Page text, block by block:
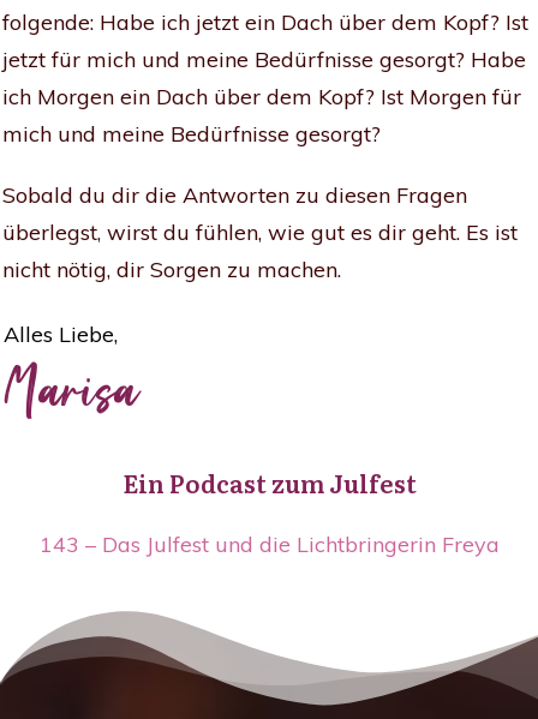
folgende: Habe ich jetzt ein Dach über dem Kopf? Ist
jetzt für mich und meine Bedürfnisse gesorgt? Habe
ich Morgen ein Dach über dem Kopf? Ist Morgen für
mich und meine Bedürfnisse gesorgt?
Sobald du dir die Antworten zu diesen Fragen
überlegst, wirst du fühlen, wie gut es dir geht. Es ist
nicht nötig, dir Sorgen zu machen.
Alles Liebe,
Marisa
Ein Podcast zum Julfest
143 – Das Julfest und die Lichtbringerin Freya